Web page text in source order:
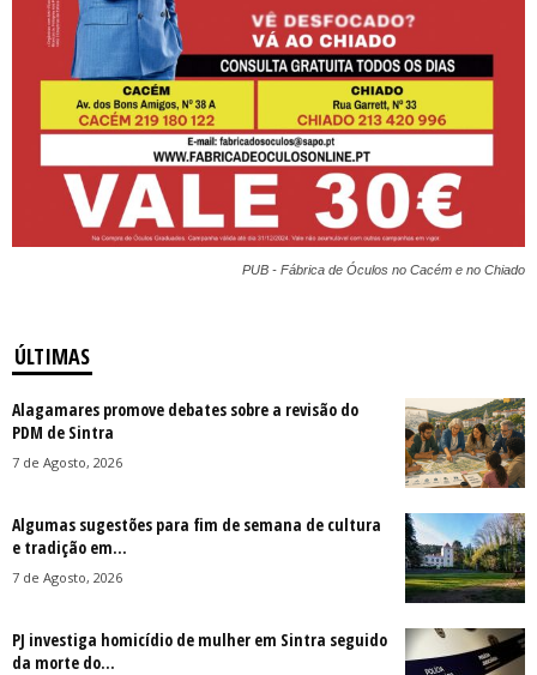
PUB - Fábrica de Óculos no Cacém e no Chiado
ÚLTIMAS
Alagamares promove debates sobre a revisão do
PDM de Sintra
7 de Agosto, 2026
Algumas sugestões para fim de semana de cultura
e tradição em...
7 de Agosto, 2026
PJ investiga homicídio de mulher em Sintra seguido
da morte do...